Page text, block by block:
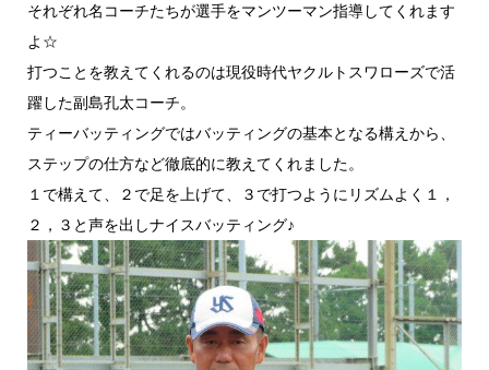
それぞれ名コーチたちが選手をマンツーマン指導してくれます
よ☆
打つことを教えてくれるのは現役時代ヤクルトスワローズで活
躍した副島孔太コーチ。
ティーバッティングではバッティングの基本となる構えから、
ステップの仕方など徹底的に教えてくれました。
１で構えて、２で足を上げて、３で打つようにリズムよく１，
２，３と声を出しナイスバッティング♪